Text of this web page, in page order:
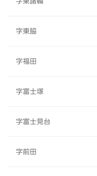
字東脇
字福田
字富士塚
字富士見台
字前田